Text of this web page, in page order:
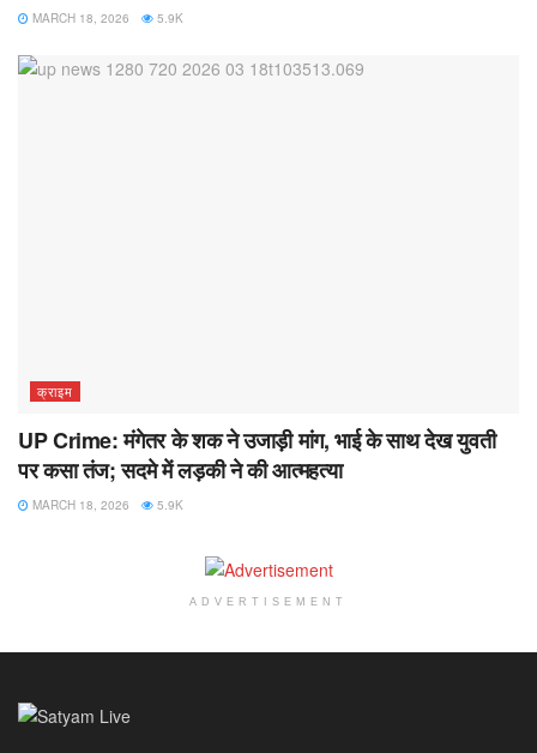
MARCH 18, 2026 5.9K
क्राइम
UP Crime: मंगेतर के शक ने उजाड़ी मांग, भाई के साथ देख युवती
पर कसा तंज; सदमे में लड़की ने की आत्महत्या
MARCH 18, 2026 5.9K
ADVERTISEMENT